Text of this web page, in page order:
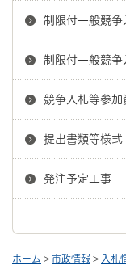
制限付一般競
制限付一般競
競争入札等参加
提出書類等様式
発注予定工事
ホーム > 市政情報 > 入札